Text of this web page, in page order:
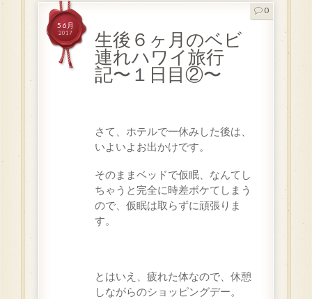
生後６ヶ月のベビ
連れハワイ旅行
記〜１日目②〜
5 6月
2017
0
さて、ホテルで一休みした後は、
いよいよお出かけです。
そのままベッドで仮眠、なんてし
ちゃうと完全に時差ボケてしまう
ので、仮眠は取らずに頑張りま
す。
とはいえ、疲れた体なので、休憩
しながらのショッピングデー。